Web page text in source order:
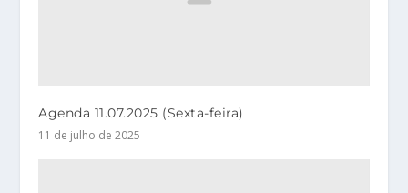
Agenda 11.07.2025 (Sexta-feira)
11 de julho de 2025